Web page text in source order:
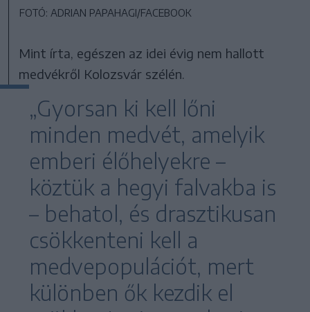
FOTÓ: ADRIAN PAPAHAGI/FACEBOOK
Mint írta, egészen az idei évig nem hallott
medvékről Kolozsvár szélén.
„Gyorsan ki kell lőni
minden medvét, amelyik
emberi élőhelyekre –
köztük a hegyi falvakba is
– behatol, és drasztikusan
csökkenteni kell a
medvepopulációt, mert
különben ők kezdik el